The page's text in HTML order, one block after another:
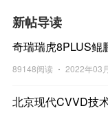
新帖导读
奇瑞瑞虎8PLUS鲲
89148阅读 2022年03
北京现代CVVD技